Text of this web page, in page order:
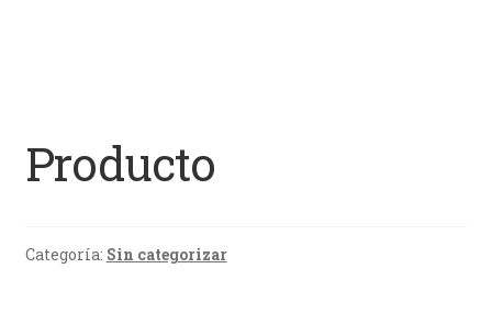
Producto
Categoría: Sin categorizar